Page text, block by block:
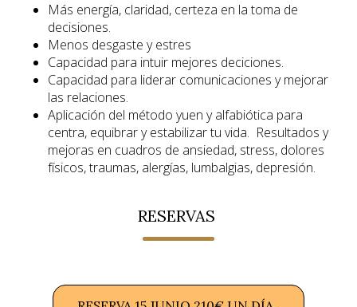
Más energía, claridad, certeza en la toma de
decisiones.
Menos desgaste y estres
Capacidad para intuir mejores deciciones.
Capacidad para liderar comunicaciones y mejorar
las relaciones.
Aplicación del método yuen y alfabiótica para
centra, equibrar y estabilizar tu vida. Resultados y
mejoras en cuadros de ansiedad, stress, dolores
físicos, traumas, alergías, lumbalgias, depresión.
RESERVAS